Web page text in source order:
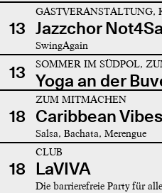
13
GASTVERANSTALTUNG,
Jazzchor
SwingAgain
13 SOMMER IM SÜDPOL,
Yoga an der
18
ZUM MITMACHEN
Caribbean Vibes
Salsa, Bachata, Merengue
18
CLUB
LaVIVA
Die barrierefreie Party für alle